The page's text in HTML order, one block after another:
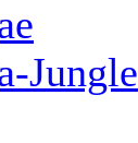
Jungle